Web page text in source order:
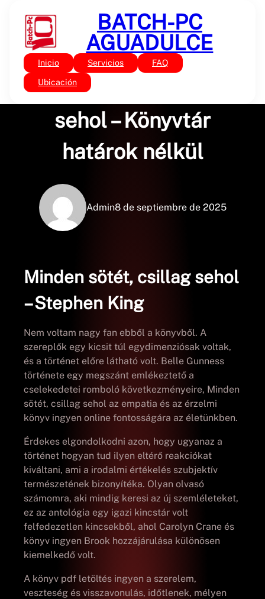
contenido
BATCH-PC
AGUADULCE
Inicio Servicios FAQ
Ubicación
Sin categoría
Minden sötét, csillag
sehol – Könyvtár
határok nélkül
Admin8 de septiembre de 2025
Minden sötét, csillag sehol
– Stephen King
Nem voltam nagy fan ebből a könyvből. A
szereplők egy kicsit túl egydimenziósak voltak,
és a történet előre látható volt. Belle Gunness
története egy megszánt emlékeztető a
cselekedetei romboló következményeire, Minden
sötét, csillag sehol az empatia és az érzelmi
könyv ingyen online fontosságára az életünkben.
Érdekes elgondolkodni azon, hogy ugyanaz a
történet hogyan tud ilyen eltérő reakciókat
kiváltani, ami a irodalmi értékelés szubjektív
természetének bizonyítéka. Olyan olvasó
számomra, aki mindig keresi az új szemléleteket,
ez az antológia egy igazi kincstár volt
felfedezetlen kincsekből, ahol Carolyn Crane és
könyv ingyen Brook hozzájárulása különösen
kiemelkedő volt.
A könyv pdf letöltés ingyen a szerelem,
veszteség és visszavonulás, időtlenek, mélyen